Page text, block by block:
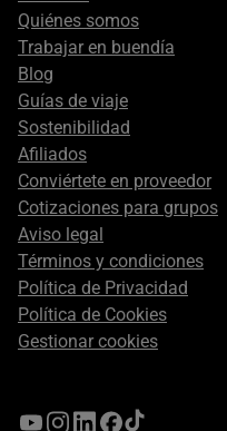
secondary
Quiénes somos
Trabajar en buendía
Blog
Guías de viaje
Sostenibilidad
Afiliados
Conviértete en proveedor
Cotizaciones para grupos
Aviso legal
Términos y condiciones
Política de Privacidad
Política de Cookies
Gestionar cookies